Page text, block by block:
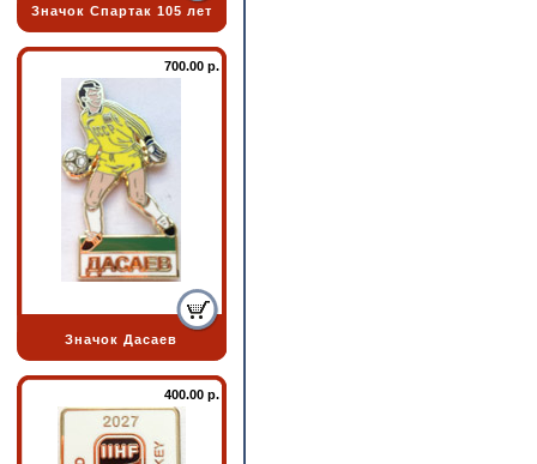
Значок Спартак 105 лет
700.00 р.
Значок Дасаев
400.00 р.